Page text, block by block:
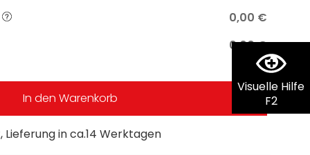
Visuelle Hilfe
F2
in ca.14 Werktagen
0,00 €
0,00 €
In den Warenkorb